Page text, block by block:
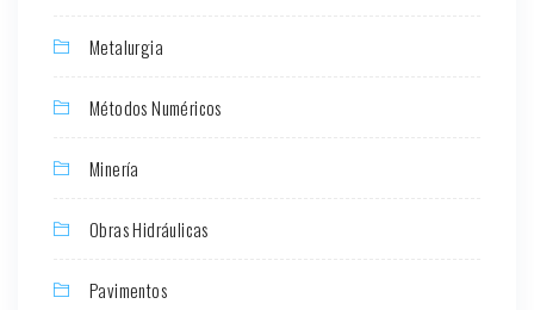
Metalurgia
Métodos Numéricos
Minería
Obras Hidráulicas
Pavimentos